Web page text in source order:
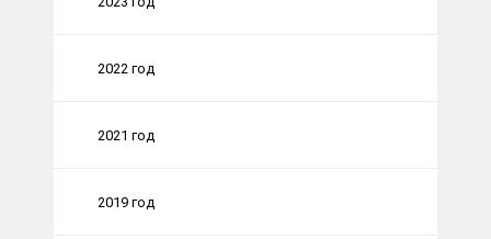
2022 год
2021 год
2019 год